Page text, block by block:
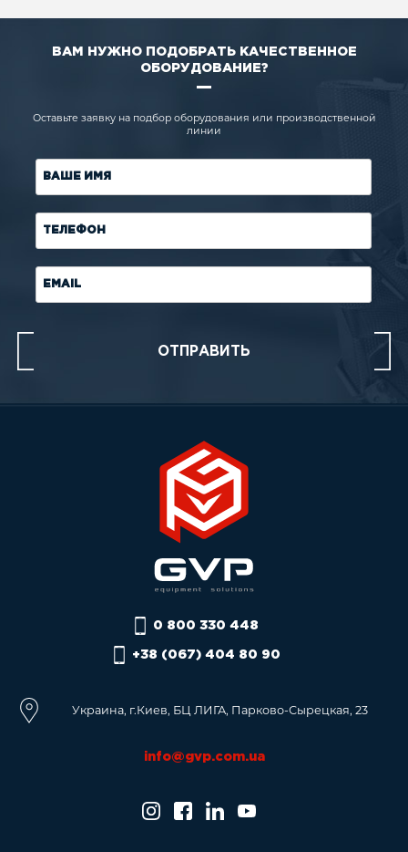
ВАМ НУЖНО ПОДОБРАТЬ КАЧЕСТВЕННОЕ
ОБОРУДОВАНИЕ?
Оставьте заявку на подбор оборудования или производственной
линии
ВАШЕ ИМЯ
ТЕЛЕФОН
EMAIL
0 800 330 448
+38 (067) 404 80 90
Украина, г.Киев, БЦ ЛИГА, Парково-Сырецкая, 23
info@gvp.com.ua